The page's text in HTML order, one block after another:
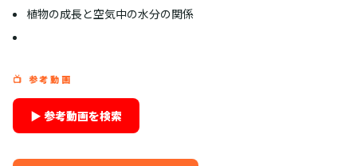
植物の成長と空気中の水分の関係
📺 参考動画
▶ 参考動画を検索